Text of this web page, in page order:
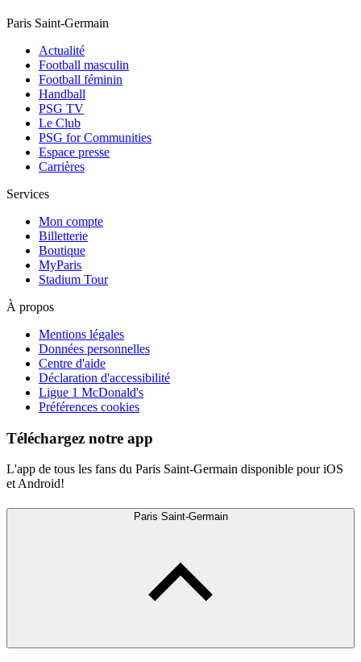
Paris Saint-Germain
Actualité
Football masculin
Football féminin
Handball
PSG TV
Le Club
PSG for Communities
Espace presse
Carrières
Services
Mon compte
Billetterie
Boutique
MyParis
Stadium Tour
À propos
Mentions légales
Données personnelles
Centre d'aide
Déclaration d'accessibilité
Ligue 1 McDonald's
Préférences cookies
Téléchargez notre app
L'app de tous les fans du Paris Saint-Germain disponible pour iOS
et Android!
Paris Saint-Germain